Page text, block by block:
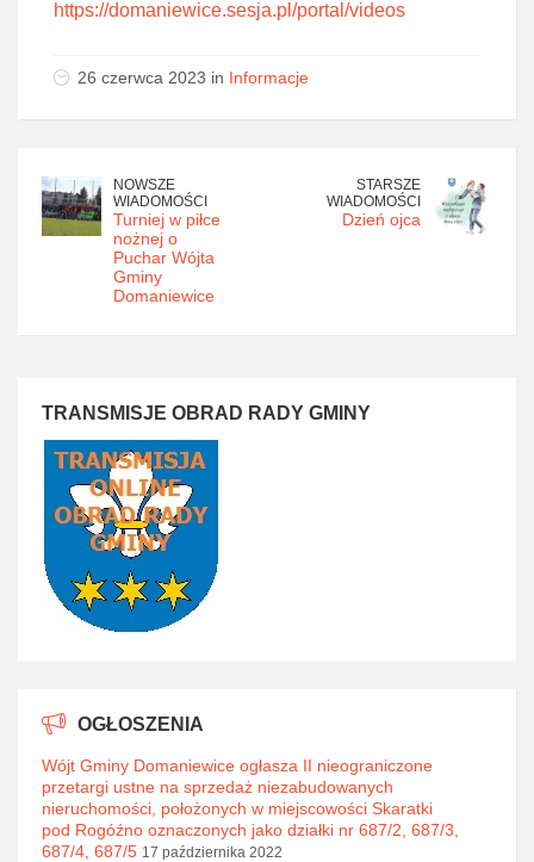
https://domaniewice.sesja.pl/portal/videos
26 czerwca 2023 in Informacje
NOWSZE
WIADOMOŚCI
Turniej w piłce
nożnej o
Puchar Wójta
Gminy
Domaniewice
STARSZE
WIADOMOŚCI
Dzień ojca
TRANSMISJE OBRAD RADY GMINY
OGŁOSZENIA
Wójt Gminy Domaniewice ogłasza II nieograniczone
przetargi ustne na sprzedaż niezabudowanych
nieruchomości, położonych w miejscowości Skaratki
pod Rogóźno oznaczonych jako działki nr 687/2, 687/3,
687/4, 687/5 17 października 2022